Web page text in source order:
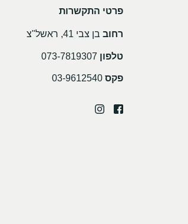
פרטי התקשרות
רחוב בן צבי 41, ראשל"צ
טלפון 073-7819307
פקס 03-9612540